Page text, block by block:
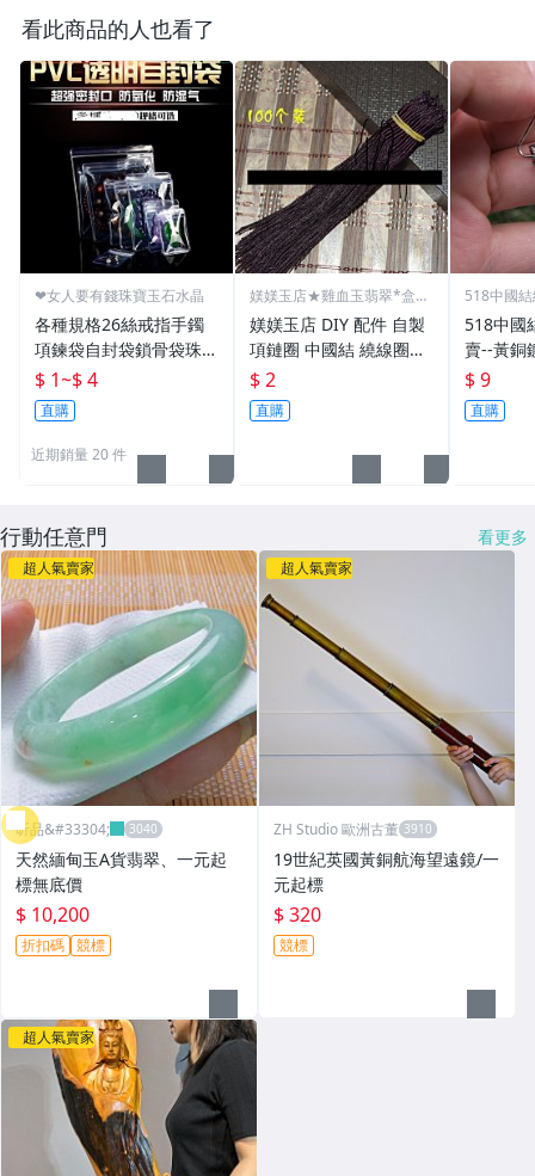
看此商品的人也看了
❤女人要有錢珠寶玉石水晶
各種規格26絲戒指手鐲
項鍊袋自封袋鎖骨袋珠寶
首飾品袋玉石玉器袋透明
封袋PVC軟膠袋礦石標本
袋密封袋封口袋
$ 1~$ 4
直購
近期銷量 20 件
媄媄玉店★雞血玉翡翠*盒子
媄媄玉店 DIY 配件 自製
項鏈圈 中國結 繞線圈掛
繩 (咖紅黑)
$ 2
直購
518中國
518中國
賣--黃銅
頭--(小
墜 掛件
$ 9
直購
行動任意門 看更多
超人氣賣家
昕品&#33304;
天然緬甸玉A貨翡翠、一元起
標無底價
$ 10,200
折扣碼 競標
超人氣賣家
ZH Studio 歐洲古董
19世紀英國黃銅航海望遠鏡/一
元起標
$ 320
競標
超人氣賣家